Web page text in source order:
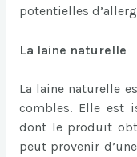
potentielles
La laine naturelle
La laine naturelle
combles. Elle est
dont le produit
peut provenir